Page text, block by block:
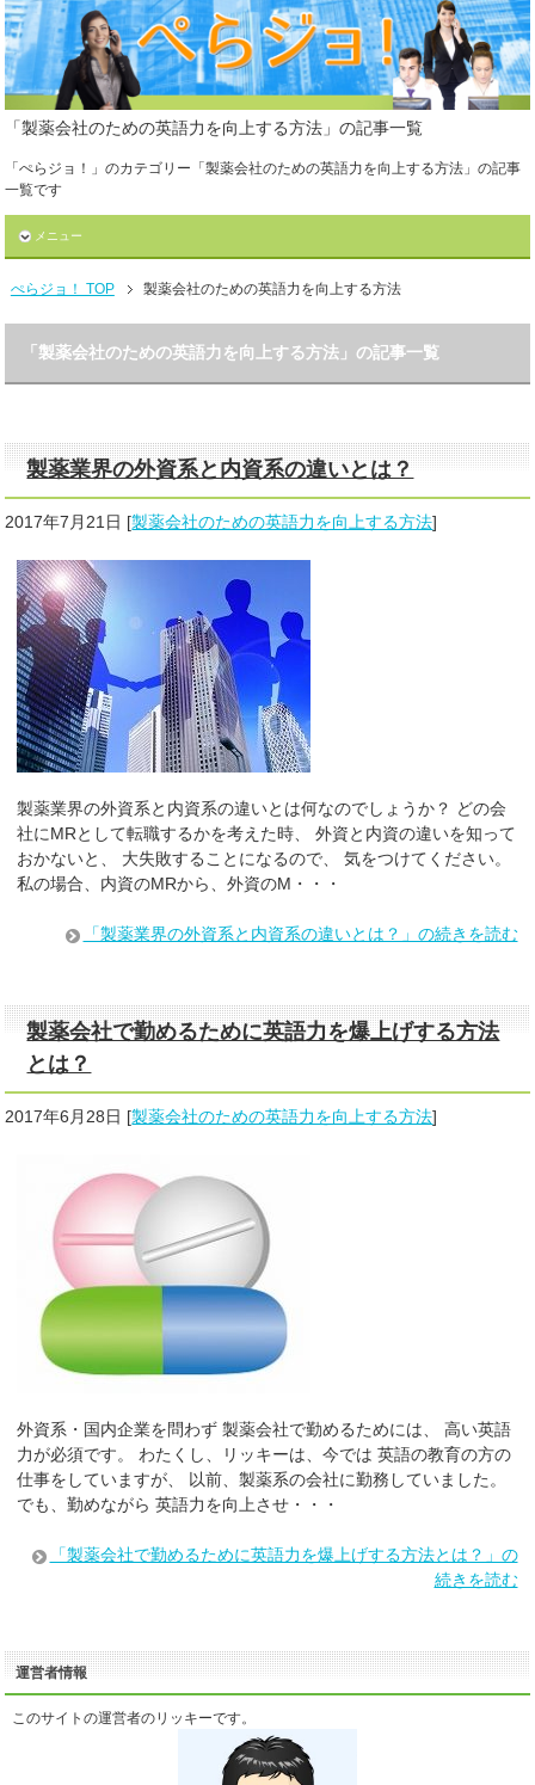
「製薬会社のための英語力を向上する方法」の記事一覧
「ぺらジョ！」のカテゴリー「製薬会社のための英語力を向上する方法」の記事
一覧です
メニュー
ぺらジョ！ TOP 製薬会社のための英語力を向上する方法
「製薬会社のための英語力を向上する方法」の記事一覧
製薬業界の外資系と内資系の違いとは？
2017年7月21日 [製薬会社のための英語力を向上する方法]
製薬業界の外資系と内資系の違いとは何なのでしょうか？ どの会
社にMRとして転職するかを考えた時、 外資と内資の違いを知って
おかないと、 大失敗することになるので、 気をつけてください。
私の場合、内資のMRから、外資のM・・・
「製薬業界の外資系と内資系の違いとは？」の続きを読む
製薬会社で勤めるために英語力を爆上げする方法
とは？
2017年6月28日 [製薬会社のための英語力を向上する方法]
外資系・国内企業を問わず 製薬会社で勤めるためには、 高い英語
力が必須です。 わたくし、リッキーは、今では 英語の教育の方の
仕事をしていますが、 以前、製薬系の会社に勤務していました。
でも、勤めながら 英語力を向上させ・・・
「製薬会社で勤めるために英語力を爆上げする方法とは？」の
続きを読む
運営者情報
このサイトの運営者のリッキーです。